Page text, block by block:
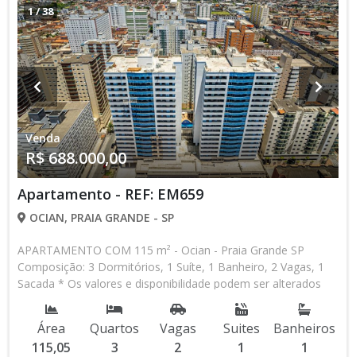
1/38
Venda
R$ 688.000,00
Apartamento - REF: EM659
OCIAN, PRAIA GRANDE - SP
APARTAMENTO COM 115 m² - Ocian - Praia Grande SP
Composição: 3 Dormitórios, 1 Suíte, 1 Banheiro, 2 Vagas, 1
Sacada * Os valores e disponibilidade podem ser alterados
sem prévio aviso. Favor verificar entrando em contato com
nossa equipe
Área
115,05
Quartos
3
Vagas
2
Suites
1
Banheiros
1